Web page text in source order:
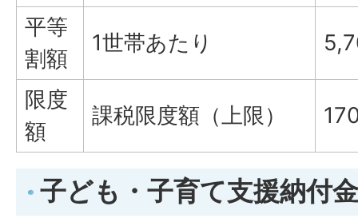
平等
割額
1世帯あたり
限度
額
課税限度額（上限）
子ども・子育て支援納付